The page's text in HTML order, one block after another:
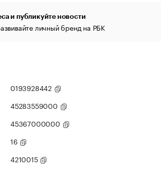
и публикуйте новости
личный бренд на РБК
0193928442
45283559000
45367000000
16
4210015